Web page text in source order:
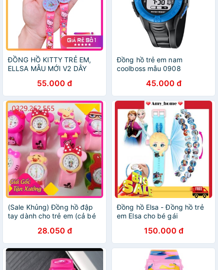
ĐỒNG HỒ KITTY TRẺ EM,
ELLSA MẪU MỚI V2 DÂY
NHẤT HCM55.000 đ
Đồng hồ trẻ em nam
coolboss mẫu 0908
45.000 đ
(Sale Khủng) Đồng hồ đập
tay dành cho trẻ em (cả bé
siêu đáng yêu28.050 đ
Đồng hồ Elsa - Đồng hồ trẻ
em Elsa cho bé gái
150.000 đ